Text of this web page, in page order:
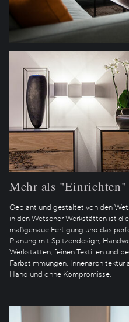
Mehr als "Einrichten"
Geplant und gestaltet von den
in den Wetscher Werkstätten ist
maßgenaue Fertigung und das
Planung mit Spitzendesign,
Werkstätten, feinen Textilien und
Farbstimmungen. Innenarchitektur
Hand und ohne Kompromisse.